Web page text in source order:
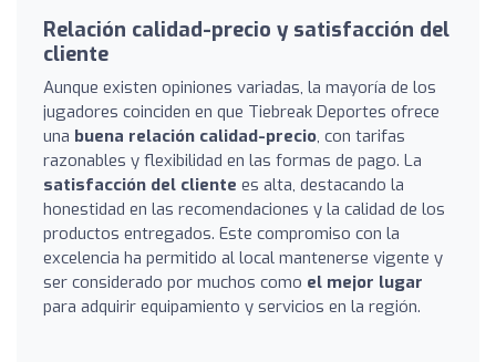
Relación calidad-precio y satisfacción del
cliente
Aunque existen opiniones variadas, la mayoría de los
jugadores coinciden en que Tiebreak Deportes ofrece
una buena relación calidad-precio, con tarifas
razonables y flexibilidad en las formas de pago. La
satisfacción del cliente es alta, destacando la
honestidad en las recomendaciones y la calidad de los
productos entregados. Este compromiso con la
excelencia ha permitido al local mantenerse vigente y
ser considerado por muchos como el mejor lugar
para adquirir equipamiento y servicios en la región.